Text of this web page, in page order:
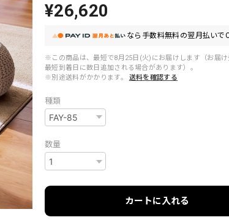
¥26,620
なら 手数料無料の翌月払いで
※この商品は、最短で8月25日(火)にお届けします（お届け
最短到着日に数日追加される場合があります）。
※別途送料がかかります。
送料を確認する
種類
数量
カートに入れる